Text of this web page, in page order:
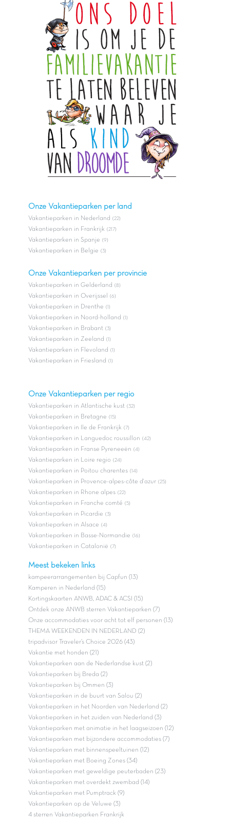
Onze Vakantieparken per land
Vakantieparken in Nederland (22)
Vakantieparken in Frankrijk (217)
Vakantieparken in Spanje (9)
Vakantieparken in Belgie (3)
Onze Vakantieparken per provincie
Vakantieparken in Gelderland (8)
Vakantieparken in Overijssel (6)
Vakantieparken in Drenthe (1)
Vakantieparken in Noord-holland (1)
Vakantieparken in Brabant (3)
Vakantieparken in Zeeland (1)
Vakantieparken in Flevoland (1)
Vakantieparken in Friesland (1)
Onze Vakantieparken per regio
Vakantieparken in Atlantische kust (32)
Vakantieparken in Bretagne (15)
Vakantieparken in Ile de Frankrijk (7)
Vakantieparken in Languedoc roussillon (42)
Vakantieparken in Franse Pyreneeën (4)
Vakantieparken in Loire regio (24)
Vakantieparken in Poitou charentes (14)
Vakantieparken in Provence-alpes-côte d'azur (25)
Vakantieparken in Rhone alpes (22)
Vakantieparken in Franche comté (5)
Vakantieparken in Picardie (3)
Vakantieparken in Alsace (4)
Vakantieparken in Basse-Normandie (16)
Vakantieparken in Catalonië (7)
Meest bekeken links
kampeerarrangementen bij Capfun (13)
Kamperen in Nederland (15)
Kortingskaarten ANWB, ADAC & ACSI (15)
Ontdek onze ANWB sterren Vakantieparken (7)
Onze accommodaties voor acht tot elf personen (13)
THEMA WEEKENDEN IN NEDERLAND (2)
tripadvisor Traveler’s Choice 2026 (43)
Vakantie met honden (21)
Vakantieparken aan de Nederlandse kust (2)
Vakantieparken bij Breda (2)
Vakantieparken bij Ommen (3)
Vakantieparken in de buurt van Salou (2)
Vakantieparken in het Noorden van Nederland (2)
Vakantieparken in het zuiden van Nederland (3)
Vakantieparken met animatie in het laagseizoen (12)
Vakantieparken met bijzondere accommodaties (7)
Vakantieparken met binnenspeeltuinen (12)
Vakantieparken met Boeing Zones (34)
Vakantieparken met geweldige peuterbaden (23)
Vakantieparken met overdekt zwembad (14)
Vakantieparken met Pumptrack (9)
Vakantieparken op de Veluwe (3)
4 sterren Vakantieparken Frankrijk